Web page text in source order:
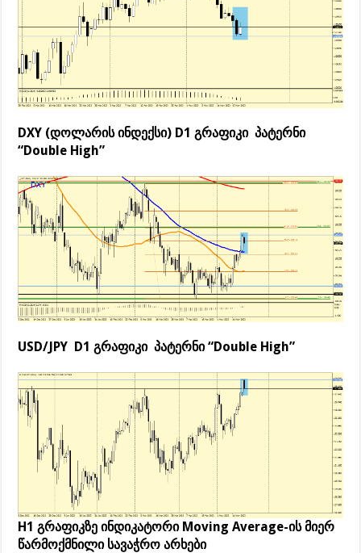
DXY (დოლარის ინდექსი) D1 გრაფიკი პატერნი
“Double High”
USD/JPY D1 გრაფიკი პატერნი “Double High”
H1 გრაფიკზე ინდიკატორი Moving Average-ის მიერ
წარმოქმნილი სავაჭრო არხები